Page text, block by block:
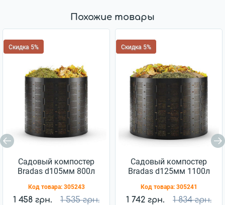
Похожие товары
Скидка 5%
Садовый компостер
Bradas d105мм 800л
Код товара: 305243
1 458 грн. 1 535 грн.
Скидка 5%
Садовый компостер
Bradas d125мм 1100л
Код товара: 305241
1 742 грн. 1 834 грн.